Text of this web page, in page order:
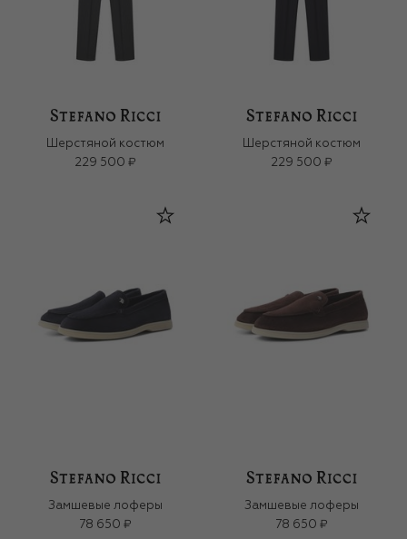
Шерстяной костюм
229 500 ₽
Шерстяной костюм
229 500 ₽
Замшевые лоферы
78 650 ₽
Замшевые лоферы
78 650 ₽